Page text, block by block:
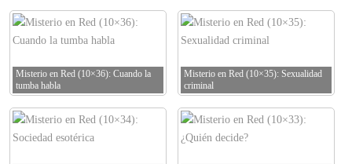
Misterio en Red (10×36): Cuando la
tumba habla
Misterio en Red (10×35): Sexualidad
criminal